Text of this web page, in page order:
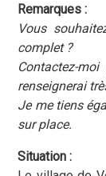
Remarques :
Vous
complet ?
Contactez-
renseignerai
Je me tiens
sur place.
Situation :